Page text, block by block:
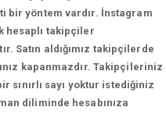
bir yöntem vardır. İnstagram
hesaplı takipçiler
Satın aldığımız takipçilerde
kapanmazdır. Takipçileriniz
sayı yoktur istediğiniz
diliminde hesabınıza